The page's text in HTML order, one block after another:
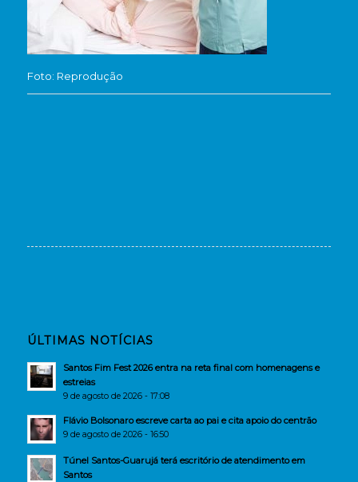
Foto: Reprodução
ÚLTIMAS NOTÍCIAS
Santos Fim Fest 2026 entra na reta final com homenagens e
estreias
9 de agosto de 2026 - 17:08
Flávio Bolsonaro escreve carta ao pai e cita apoio do centrão
9 de agosto de 2026 - 16:50
Túnel Santos-Guarujá terá escritório de atendimento em
Santos